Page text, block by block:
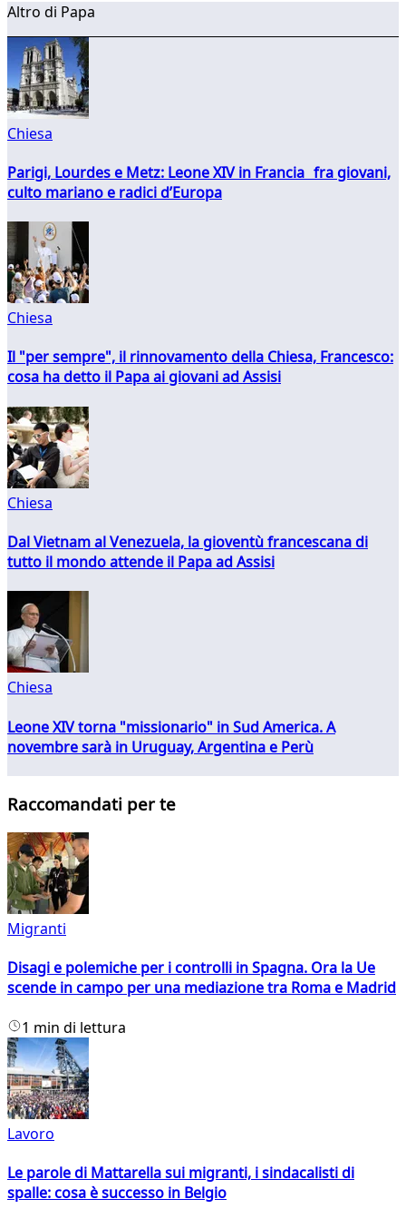
Altro di Papa
Chiesa
Parigi, Lourdes e Metz: Leone XIV in Francia fra giovani,
culto mariano e radici d’Europa
Chiesa
Il "per sempre", il rinnovamento della Chiesa, Francesco:
cosa ha detto il Papa ai giovani ad Assisi
Chiesa
Dal Vietnam al Venezuela, la gioventù francescana di
tutto il mondo attende il Papa ad Assisi
Chiesa
Leone XIV torna "missionario" in Sud America. A
novembre sarà in Uruguay, Argentina e Perù
Raccomandati per te
Migranti
Disagi e polemiche per i controlli in Spagna. Ora la Ue
scende in campo per una mediazione tra Roma e Madrid
1 min di lettura
Lavoro
Le parole di Mattarella sui migranti, i sindacalisti di
spalle: cosa è successo in Belgio